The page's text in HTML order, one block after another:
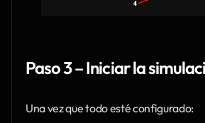
Paso 3 – Iniciar la
Una vez que todo esté configurado: